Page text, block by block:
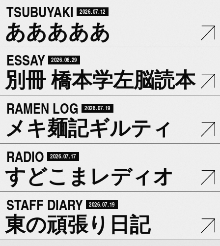
TSUBUYAKI 2026.07.12
あああああ
ESSAY 2026.06.29
別冊 橋本学左脳読本
RAMEN LOG 2026.07.19
メキ麺記ギルティ
RADIO 2026.07.17
すどこまレディオ
STAFF DIARY 2026.07.19
東の頑張り日記